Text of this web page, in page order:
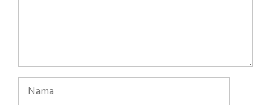
Nama